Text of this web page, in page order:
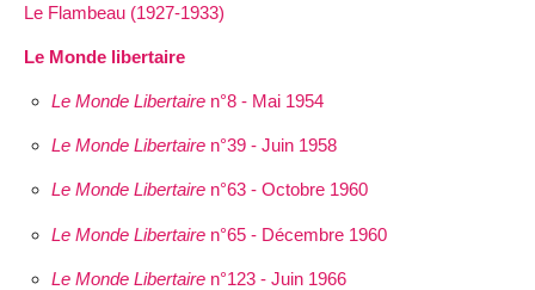
Le Flambeau (1927-1933)
Le Monde libertaire
Le Monde Libertairen°8 - Mai 1954
Le Monde Libertairen°39 - Juin 1958
Le Monde Libertairen°63 - Octobre 1960
Le Monde Libertairen°65 - Décembre 1960
Le Monde Libertairen°123 - Juin 1966